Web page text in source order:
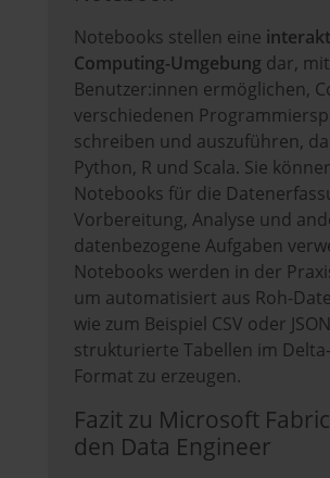
Notebooks stellen eine
Computing-Umgebung dar,
Benutzer:innen ermöglichen,
verschiedenen
schreiben und auszuführen,
Python, R und Scala. Sie
Notebooks für die
Vorbereitung, Analyse und
datenbezogene Aufgaben
Notebooks werden in der
um automatisiert aus Roh-
wie zum Beispiel CSV oder
strukturierte Tabellen im
Format zu erzeugen.
Fazit zu Microsoft
den Data Engineer